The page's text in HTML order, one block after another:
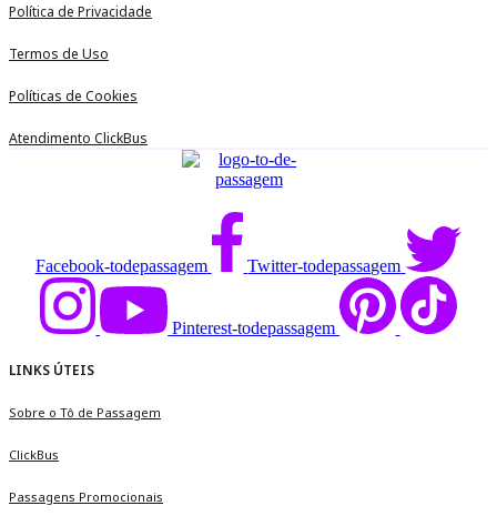
Política de Privacidade
Termos de Uso
Políticas de Cookies
Atendimento ClickBus
Facebook-todepassagem Twitter-todepassagem
Pinterest-todepassagem
LINKS ÚTEIS
Sobre o Tô de Passagem
ClickBus
Passagens Promocionais